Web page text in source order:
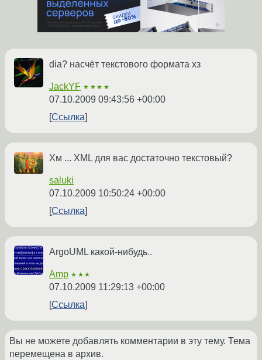
dia? насчёт текстового формата хз
JackYF ★★★★
07.10.2009 09:43:56 +00:00
Ссылка
Хм ... XML для вас достаточно текстовый?
saluki
07.10.2009 10:50:24 +00:00
Ссылка
ArgoUML какой-нибудь..
Amp ★★★
07.10.2009 11:29:13 +00:00
Ссылка
Вы не можете добавлять комментарии в эту тему. Тема
перемещена в архив.